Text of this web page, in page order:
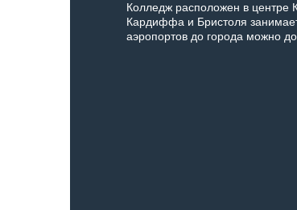
Колледж расположен в центре
Кардиффа и Бристоля
аэропортов до города можно